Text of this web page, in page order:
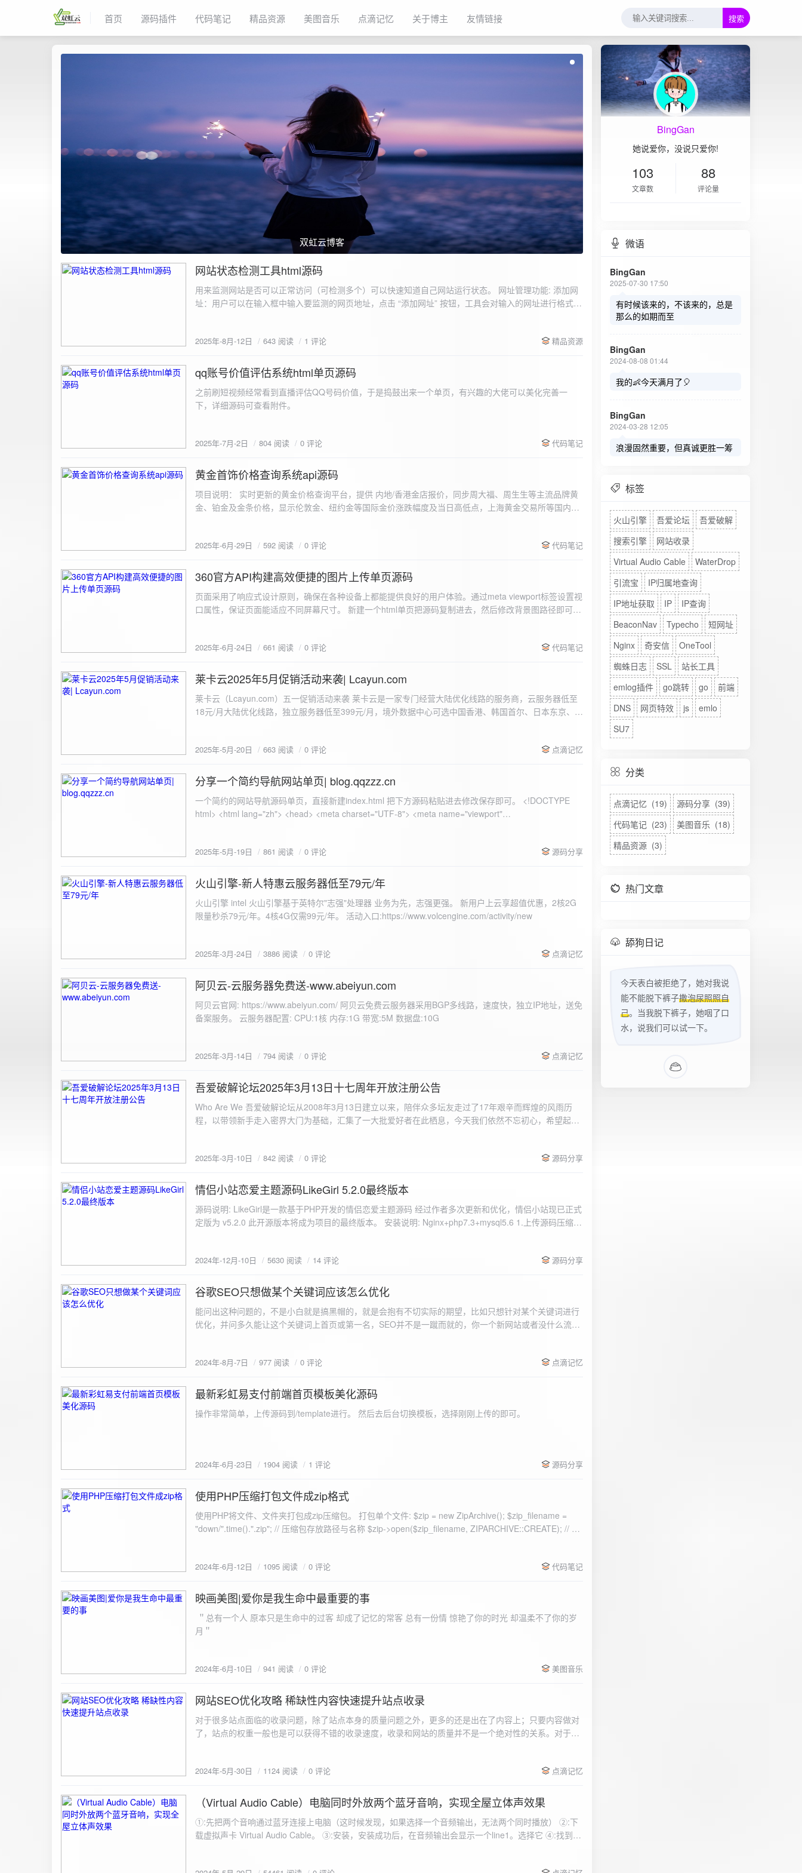
首页 源码插件 代码笔记 精品资源 美图音乐 点滴记忆 关于博主 友情链接 搜索
双虹云博客
2025-8-12
网站状态检测工具html源码
用来监测网站是否可以正常访问（可检测多个）可以快速知道自己网站运行状态。 网址管理功能: 添加网
址：用户可以在输入框中输入要监测的网页地址，点击 “添加网址” 按钮，工具会对输入的网址进行格式验
同时也会从筛选下拉框中移除该网址选项。筛选网址：右侧面板有一个 “筛选网址” 的下拉框，用户可以选
测功能： 设置监测间隔：用户可以在输入框中设置监测间隔时间（单位为秒），默认值为 60 秒。开始 /
停止监测：点击 “开始监测” 按钮，工具会立即对所有已添加的网址进行一次检测，之后按照设置的监测间
隔时间循环检测。点击 “停止监测” 按钮可停止监测。重试机制：在进行网址检测时，如果请求失败，会进
行最多 3 次重试，若重试后仍失败，则记录错误日志。日志记录与显示功能。 日志记录： 每次对网址进
会显示所有或筛选后的监测日志，正常状态的日志为黑色，异常状态的日志为红色。日志会自动滚动到最
2025年-8月-12日 643 阅读 1 评论 精品资源
2025-7-2
qq账号价值评估系统html单页源码
之前刷短视频经常看到直播评估QQ号码价值，于是捣鼓出来一个单页，有兴趣的大佬可以美化完善一
2025年-7月-2日 804 阅读 0 评论 代码笔记
2025-6-29
黄金首饰价格查询系统api源码
项目说明： 实时更新的黄金价格查询平台，提供 内地/香港金店报价，同步周大福、周生生等主流品牌黄
金、铂金及金条价格，显示伦敦金、纽约金等国际金价涨跌幅度及当日高低点，上海黄金交易所等国内黄
2025年-6月-29日 592 阅读 0 评论 代码笔记
2025-6-24
360官方API构建高效便捷的图片上传单页源码
页面采用了响应式设计原则，确保在各种设备上都能提供良好的用户体验。通过meta viewport标签设置视
口属性，保证页面能适应不同屏幕尺寸。 新建一个html单页把源码复制进去，然后修改背景图路径即可。
重置默认样式 */ * { margin: 0; padding: 0; box-sizing: border-box; } /* 设置页面的字体和添加背景图片 */
center fixed; /* 使用服务器上的路径 */ background-size: cover; /* 保证背景图片覆盖整个视窗 */ color:
#333; display: flex; justify-content: center; align-items: center; min-height: 100vh; margin: 0; } /* 容器样
式 */ .container { background-color: rgba(255, 255, 255, 0.9); /* 使用半透明白色背景，以便在图片背景
上更清晰地显示内容 */ padding: 30px; border-radius: 8px; box-shadow: 0 4px 8px rgba(0, 0, 0, 0.1);
padding: 8px; background-color: #f7f7f7; border: 1px solid #ccc; border-radius: 4px; font-size: 16px;
size: 16px; border: none; border-radius: 4px; cursor: pointer; transition: background-color 0.3s ease; }
100%; height: 30px; background-color: #ddd; border-radius: 4px; margin-top: 20px; overflow: hidden; }
.progress-fill { height: 100%; background-color: #4caf50; width: 0; line-height: 30px; text-align: center;
border-radius: 4px; background-color: #f9f9f9; font-size: 16px; color: #333; min-height: 40px; } /* 错误
或成功的提示信息样式 */ .result.success { border-color: #28a745; background-color: #e9f7e8; }
image { margin-top: 20px; max-width: 100%; height: auto; border-radius: 4px; border: 1px solid #ddd; }
</style> </head> <body> <div class="container"> <h2>图片上传-双虹云</h2> <form id="uploadForm">
<input type="file" id="fileInput" name="file" accept="image/*" required /> <button type="submit">上传文
document.getElementById('uploadForm'); const resultDiv = document.getElementById('result'); const
e.preventDefault(); const fileInput = document.getElementById('fileInput'); const file = fileInput.files[0]; if
(!file) { resultDiv.innerHTML = '<p class="error">请先选择文件！</p>'; return; } const formData = new
FormData(); formData.append('file', file); const xhr = new XMLHttpRequest(); xhr.open('POST',
'https://api.xinyew.cn/api/360tc', true); // 监听上传进度事件 xhr.upload.onprogress = function(event) { if
Math.round(percentComplete) + '%'; } }; xhr.onload = function() { if (xhr.status === 200) { const data =
图片链接: <a href="${data.data.url}" target="_blank">${data.data.url}</a></p> <p>图片文件名:
${data.data.imgFile}</p> <img src="${data.data.url}" alt="上传的图片" class="uploaded-image" /> `; }
else { resultDiv.innerHTML = `<p class="error">${data.error}</p>`; } } else { resultDiv.innerHTML = `<p
class="error">请求失败：${xhr.statusText}</p>`; } }; xhr.onerror = function() { resultDiv.innerHTML =
2025年-6月-24日 661 阅读 0 评论 代码笔记
2025-5-20
莱卡云2025年5月促销活动来袭| Lcayun.com
莱卡云（Lcayun.com）五一促销活动来袭 莱卡云是一家专门经营大陆优化线路的服务商，云服务器低至
18元/月大陆优化线路，独立服务器低至399元/月，境外数据中心可选中国香港、韩国首尔、日本东京、美
https://www.lcayun.com/actcloud.html
2025年-5月-20日 663 阅读 0 评论 点滴记忆
2025-5-19
分享一个简约导航网站单页| blog.qqzzz.cn
一个简约的网站导航源码单页，直接新建index.html 把下方源码粘贴进去修改保存即可。 <!DOCTYPE html> <html lang="zh"> <head> <meta charset="UTF-8"> <meta name="viewport" content="width=device-width, initial-scale=1.0"> <title>导航网站 -blog.qqzzz.cn</title> <meta name="keywords" content="双虹云博客"> <meta name="description" content="双虹云博客。"> <meta name="author" content="导航网站"> <meta name="robots" content="index,follow"> <meta property="og:title" content="导航网站 - "> <meta property="og:description" content="双虹云。"> <meta property="og:type" content="website"> <link rel="icon" href="https://blog.qqzzz.cn/favicon.ico" type="image/x-icon"> <link rel="shortcut icon" href="https://blog.qqzzz.cn/favicon.ico" type="image/x-icon"> <style> /* 基础样式 */ * { margin: 0; padding: 0; box-sizing: border-box; } /* 主体样式 */ body { background: #f0f2f5; font-family: 'Microsoft YaHei', -apple-system, BlinkMacSystemFont, sans-serif; margin: 0; padding: 0; min-height: 100vh; overflow-x: hidden; position: relative; display: flex; flex-direction: column; } /* 容器样式 */ .container { max-width: 1200px; margin: 0 auto; padding: 20px; flex: 1; display: flex; flex-direction: column; align-items: center; width: 100%; } /* 主盒子样式 */ .main-box { background: white; box-shadow: 0 2px 12px rgba(0, 0, 0, 0.08); border-radius: 24px; border: 1px solid #e9ecef; width: 100%; max-width: 1000px; padding: 30px; margin: 0 auto 15px; transition: all 0.3s ease; position: relative; z-index: 2; } .main-box:hover { transform: translateY(-2px); box-shadow: 0 6px 25px rgba(0, 0, 0, 0.2); } /* 头部样式 */ .header { text-align: center; margin-bottom: 20px; padding-bottom: 15px; border-bottom: 1px solid rgba(255, 255, 255, 0.2); } .header h1 { font-size: 32px; background: linear-gradient(120deg, #2b5876 0%, #4e4376 100%); -webkit-background-clip: text; -webkit-text-fill-color: transparent; margin-bottom: 15px; } /* 提示框样式 */ .notice { background: transparent; padding: 0 25px; border-radius: 12px; margin-bottom: 15px; white-space: nowrap; overflow: hidden; text-overflow: ellipsis; } .notice p { color: #4facfe; font-size: 16px; line-height: 1; font-weight: bold; letter-spacing: 0.5px; margin: 0; } /* 流量卡领取样式 */ .flow-card, .flow-card-top { background: linear-gradient(120deg, #4facfe 0%, #00f2fe 100%); box-shadow: 0 3px 15px rgba(0, 0, 0, 0.1); border-radius: 12px; padding: 10px 15px; margin-bottom: 10px; text-align: center; position: relative; overflow: hidden; display: flex; justify-content: space-between; align-items: center; } .flow-card::before, .flow-card-top::before { content: ''; position: absolute; top: -10px; right: -10px; width: 80px; height: 80px; background: rgba(255, 255, 255, 0.1); border-radius: 50%; } .flow-card .text-content, .flow-card-top h3 { flex: 1; text-align: left; color: #ffffff; font-size: 16px; margin: 0; } .flow-card h2 { color: #ffffff; font-size: 18px; margin-bottom: 4px; font-weight: 600; } .flow-card p { color: rgba(255, 255, 255, 0.9); font-size: 14px; margin-bottom: 0; } .flow-card a, .flow-card-top a { display: inline-block; background: #ffffff; color: #2b5876; padding: 8px 0; border-radius: 50px; font-size: 15px; cursor: pointer; transition: all 0.3s ease; font-weight: 600; text-decoration: none; box-shadow: 0 4px 10px rgba(0, 0, 0, 0.1); margin: 0 5px; white-space: nowrap; width: 110px; text-align: center; } /* 所有按钮统一样式 */ .flow-card .buttons a, .flow-card-top .buttons a { background: #ffffff; color: #2b5876; } .flow-card .buttons a:hover, .flow-card-top .buttons a:hover { background: #f8f9fa; transform: translateY(-2px); box-shadow: 0 6px 15px rgba(0, 0, 0, 0.2); } .flow-card .buttons, .flow-card-top .buttons { display: flex; align-items: center; justify-content: flex-end; flex-wrap: nowrap; } .flow-card a:hover, .flow-card-top a:hover { transform: translateY(-2px); box-shadow: 0 6px 15px rgba(0, 0, 0, 0.2); background: #f8f9fa; } .flow-card-top { margin-bottom: 10px; } /* 导航网格样式 */ .nav-grid { display: grid; grid-template-columns: repeat(2, 1fr); gap: 25px; width: 100%; margin: 0 auto; padding: 0; } /* 导航项样式 */ .nav-item { background: hsl(230, 10%, 33%); border-radius: 12px; padding: 12px; text-align: center; box-shadow: none; transition: all 0.3s ease; min-height: 75px; position: relative; } .nav-item:hover { transform: none; background: hsl(230, 10%, 38%); } .nav-item a { text-decoration: none; color: inherit; display: block; text-align: center; } .nav-item h3 { color: #ffffff; font-size: 17px; margin-bottom: 8px; } .nav-item p { color: rgba(255, 255, 255, 0.9); font-size: 16px; margin-bottom: 4px; } .nav-item .status { position: absolute; bottom: -20px; left: 0; right: 0; color: #ff6b6b; font-size: 12px; text-align: center; font-weight: 500; } /* 底部导航样式 */ .float-nav { display: none; } @media (max-width: 768px) { body { padding-bottom: 20px; } .container { padding: 10px; } .main-box { padding: 15px; margin: 5px; } .header { margin-bottom: 15px; padding-bottom: 10px; } .nav-grid { gap: 15px; } .flow-card, .flow-card-top { padding: 12px; margin-bottom: 10px; flex-direction: column; } .flow-card .text-content, .flow-card-top h3 { text-align: center; margin-bottom: 12px; font-size: 16px; } .flow-card h2 { font-size: 16px; margin-bottom: 5px; text-align: center; } .flow-card p { font-size: 13px; text-align: center; padding: 0 5px; } .flow-card a, .flow-card-top a, .flow-card .buttons a, .flow-card-top .buttons a { padding: 7px 0; font-size: 14px; margin: 0 4px; width: 95px; text-align: center; background: #ffffff; color: #2b5876; } .flow-card .buttons, .flow-card-top .buttons { justify-content: center; width: 100%; margin-top: 5px; } .nav-item { padding: 12px; min-height: 70px; width: 100%; } .header h1 { font-size: 24px; } .notice p { font-size: 14px; } .copyright { padding: 10px 0; font-size: 12px; } } /* 版权信息样式 */ .copyright { text-align: center; padding: 15px 0; color: #6c757d; font-size: 13px; letter-spacing: 0.5px; width: 100%; max-width: 1200px; margin: 0 auto; } /* 弹窗样式 */ .modal-overlay { position: fixed; top: 0; left: 0; right: 0; bottom: 0; background: rgba(0, 0, 0, 0.4); display: flex; justify-content: center; align-items: center; z-index: 10000; } .modal { background: white; border: 1px solid #e9ecef; padding: 25px; border-radius: 15px; width: 90%; max-width: 3
2025年-5月-19日 861 阅读 0 评论 源码分享
2025-3-24
火山引擎-新人特惠云服务器低至79元/年
火山引擎 intel 火山引擎基于英特尔"志强"处理器 业务为先，志强更强。 新用户上云享超值优惠，2核2G
限量秒杀79元/年。4核4G仅需99元/年。 活动入口:https://www.volcengine.com/activity/new
2025年-3月-24日 3886 阅读 0 评论 点滴记忆
2025-3-14
阿贝云-云服务器免费送-www.abeiyun.com
阿贝云官网: https://www.abeiyun.com/ 阿贝云免费云服务器采用BGP多线路，速度快，独立IP地址，送免
备案服务。 云服务器配置: CPU:1核 内存:1G 带宽:5M 数据盘:10G
2025年-3月-14日 794 阅读 0 评论 点滴记忆
2025-3-10
吾爱破解论坛2025年3月13日十七周年开放注册公告
Who Are We 吾爱破解论坛从2008年3月13日建立以来，陪伴众多坛友走过了17年艰辛而辉煌的风雨历
程，以带领新手走入密界大门为基础，汇集了一大批爱好者在此栖息，今天我们依然不忘初心，希望起到
严格的处理措施。在您注册前，请认真阅读注册须知以及社区的总版规，以便更好地适应和享受我们的社
www.52pojie.cn
2025年-3月-10日 842 阅读 0 评论 源码分享
2024-12-10
情侣小站恋爱主题源码LikeGirl 5.2.0最终版本
源码说明: LikeGirl是一款基于PHP开发的情侣恋爱主题源码 经过作者多次更新和优化，情侣小站现已正式
定版为 v5.2.0 此开源版本将成为项目的最终版本。 安装说明: Nginx+php7.3+mysql5.6 1.上传源码压缩包
2024年-12月-10日 5630 阅读 14 评论 源码分享
2024-8-7
谷歌SEO只想做某个关键词应该怎么优化
能问出这种问题的，不是小白就是搞黑帽的，就是会抱有不切实际的期望，比如只想针对某个关键词进行
优化，并问多久能让这个关键词上首页或第一名，SEO并不是一蹴而就的，你一个新网站或者没什么流量
2024年-8月-7日 977 阅读 0 评论 点滴记忆
2024-6-23
最新彩虹易支付前端首页模板美化源码
操作非常简单，上传源码到/template进行。 然后去后台切换模板，选择刚刚上传的即可。
2024年-6月-23日 1904 阅读 1 评论 源码分享
2024-6-12
使用PHP压缩打包文件成zip格式
使用PHP将文件、文件夹打包成zip压缩包。 打包单个文件: $zip = new ZipArchive(); $zip_filename =
"down/".time().".zip"; // 压缩包存放路径与名称 $zip->open($zip_filename, ZIPARCHIVE::CREATE); // 打
数可以改为 basename("img/logon2.png),也就是原文件所在的路径 $zip-
= array( "img/1.jpg", "img/2.jpg", ); $filename = "down/img.zip"; // 压缩包存放路径与名称 $zip = new
ZipArchive(); $zip->open($filename,ZipArchive::CREATE); //打开压缩包 //遍历文件 foreach($fileList as
$file){ $zip->addFile($file,basename($file)); //向压缩包中添加文件 } $zip->close(); //关闭压缩包 打包某
个文件夹（包含子文件夹）: <?php /** * @param $path 文件夹路径 * @param $zip zip 对象 */ function
为'.'和‘..’，不要对他们进行操作 if (is_dir($path . "/" . $filename)) { // 如果读取的某个对象是文件夹，则递
$filename); } } } } $zip = new ZipArchive(); $zip_filename = "down/files.zip"; // 压缩包存放路径与名称
压缩包中 addFileToZip("img",$zip);
2024年-6月-12日 1095 阅读 0 评论 代码笔记
2024-6-10
映画美图|爱你是我生命中最重要的事
＂总有一个人 原本只是生命中的过客 却成了记忆的常客 总有一份情 惊艳了你的时光 却温柔不了你的岁
月＂
2024年-6月-10日 941 阅读 0 评论 美图音乐
2024-5-30
网站SEO优化攻略 稀缺性内容快速提升站点收录
对于很多站点面临的收录问题，除了站点本身的质量问题之外，更多的还是出在了内容上；只要内容做对
了，站点的权重一般也是可以获得不错的收录速度，收录和网站的质量并不是一个绝对性的关系。对于质
2024年-5月-30日 1124 阅读 0 评论 点滴记忆
2024-5-29
（Virtual Audio Cable）电脑同时外放两个蓝牙音响，实现全屋立体声效果
①:先把两个音响通过蓝牙连接上电脑（这时候发现，如果选择一个音频输出，无法两个同时播放） ②:下
载虚拟声卡 Virtual Audio Cable。 ③:安装，安装成功后，在音频输出会显示一个line1。选择它 ④:找到安
BingGan
她说爱你，没说只爱你!
103
文章数
88
评论量
微语
BingGan
2025-07-30 17:50
有时候该来的，不该来的，总是
那么的如期而至
BingGan
2024-08-08 01:44
我的👶今天满月了🎈
BingGan
2024-03-28 12:05
浪漫固然重要，但真诚更胜一筹
标签
火山引擎 吾爱论坛
吾爱破解
搜索引擎
网站收录
Virtual Audio Cable
WaterDrop
引流宝
IP归属地查询
IP地址获取
IP
IP查询
BeaconNav
Typecho
短网址
Nginx
奇安信
OneTool
蜘蛛日志
SSL
站长工具
emlog插件
go跳转 go
前端
DNS
网页特效 js
emlo
SU7
分类
点滴记忆 (19)
源码分享 (39)
代码笔记 (23)
美图音乐 (18)
精品资源 (3)
热门文章
舔狗日记
今天表白被拒绝了，她对我说
能不能脱下裤子撒泡尿照照自
己。当我脱下裤子，她咽了口
水，说我们可以试一下。